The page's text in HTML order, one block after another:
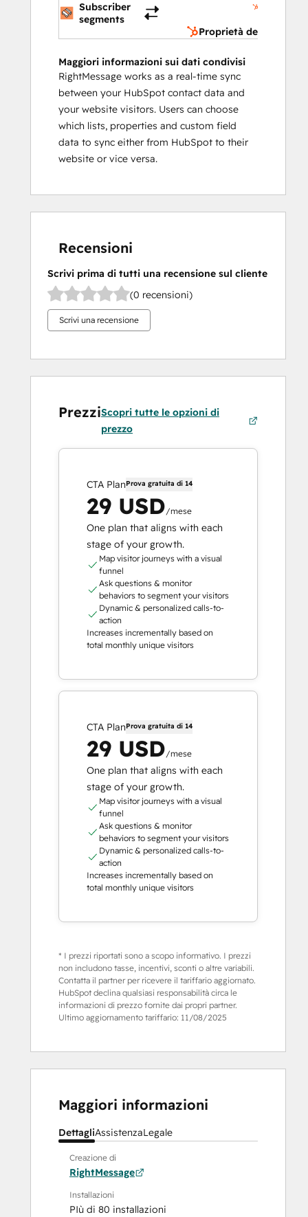
Subscriber
segments
Proprietà del contatto
Maggiori informazioni sui dati condivisi
RightMessage works as a real-time sync
between your HubSpot contact data and
your website visitors. Users can choose
which lists, properties and custom field
data to sync either from HubSpot to their
website or vice versa.
Recensioni
Scrivi prima di tutti una recensione sul cliente
(0 recensioni)
Scrivi una recensione
PrezziScopri tutte le opzioni di
prezzo
CTA PlanProva gratuita di 14
29 USD/mese
One plan that aligns with each
stage of your growth.
Map visitor journeys with a visual
funnel
Ask questions & monitor
behaviors to segment your visitors
Dynamic & personalized calls-to-
action
Increases incrementally based on
total monthly unique visitors
CTA PlanProva gratuita di 14
29 USD/mese
One plan that aligns with each
stage of your growth.
Map visitor journeys with a visual
funnel
Ask questions & monitor
behaviors to segment your visitors
Dynamic & personalized calls-to-
action
Increases incrementally based on
total monthly unique visitors
* I prezzi riportati sono a scopo informativo. I prezzi
non includono tasse, incentivi, sconti o altre variabili.
Contatta il partner per ricevere il tariffario aggiornato.
HubSpot declina qualsiasi responsabilità circa le
informazioni di prezzo fornite dai propri partner.
Ultimo aggiornamento tariffario: 11/08/2025
Maggiori informazioni
DettagliAssistenzaLegale
Creazione di
RightMessage
Installazioni
PIù di 80 installazioni